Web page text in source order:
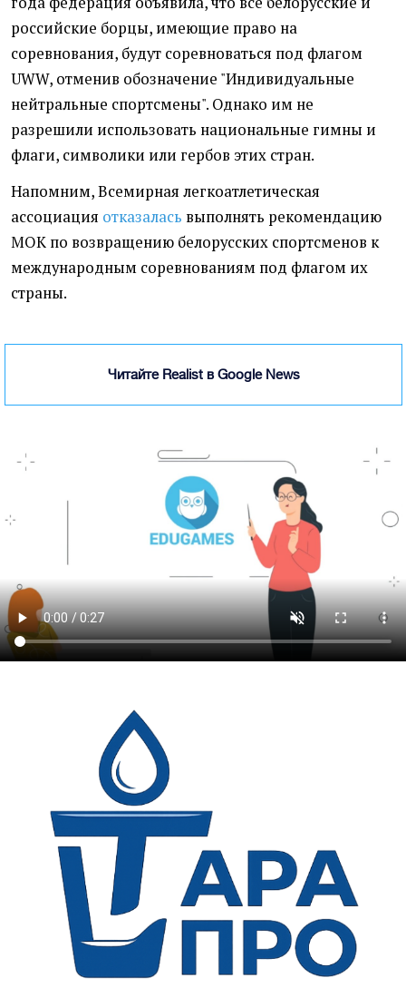
российские борцы, имеющие право на
соревнования, будут соревноваться под флагом
UWW, отменив обозначение "Индивидуальные
нейтральные спортсмены". Однако им не
разрешили использовать национальные гимны и
флаги, символики или гербов этих стран.
Напомним, Всемирная легкоатлетическая
ассоциация отказалась выполнять рекомендацию
МОК по возвращению белорусских спортсменов к
международным соревнованиям под флагом их
страны.
Читайте Realist в Google News